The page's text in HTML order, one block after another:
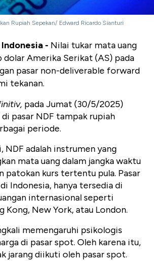
Rupiah Sepekan/ Edward Ricardo Sianturi
- Nilai tukar mata uang
dolar Amerika Serikat (AS) pada
pasar non-deliverable forward
tekanan.
pada Jumat (30/5/2025)
di pasar NDF tampak rupiah
periode.
NDF adalah instrumen yang
mata uang dalam jangka waktu
patokan kurs tertentu pula. Pasar
Indonesia, hanya tersedia di
internasional seperti
Kong, New York, atau London.
memengaruhi psikologis
di pasar spot. Oleh karena itu,
jarang diikuti oleh pasar spot.